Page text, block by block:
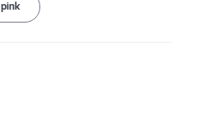
pink